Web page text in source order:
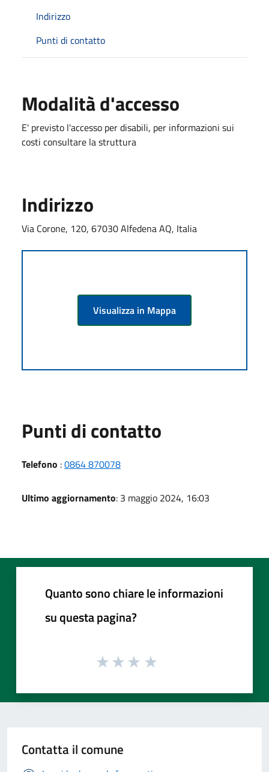
Indirizzo
Punti di contatto
Modalità d'accesso
E' previsto l'accesso per disabili, per informazioni sui
costi consultare la struttura
Indirizzo
Via Corone, 120, 67030 Alfedena AQ, Italia
Visualizza in Mappa
Punti di contatto
Telefono :0864 870078
Ultimo aggiornamento: 3 maggio 2024, 16:03
Quanto sono chiare le informazioni
su questa pagina?
Contatta il comune